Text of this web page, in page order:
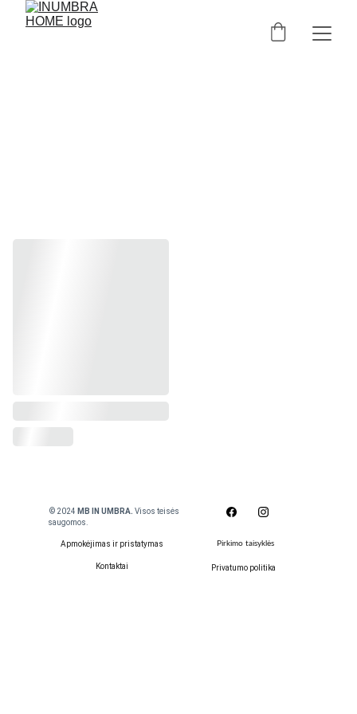
© 2024 MB IN UMBRA. Visos teisės
saugomos.
Apmokėjimas ir pristatymas
Kontaktai
Pirkimo taisyklės
Privatumo politika